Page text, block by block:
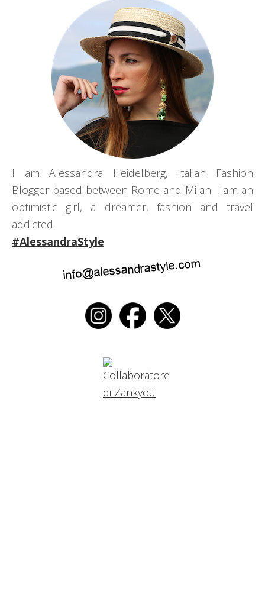
I am Alessandra Heidelberg, Italian Fashion
Blogger based between Rome and Milan. I am an
optimistic girl, a dreamer, fashion and travel
addicted.
#AlessandraStyle